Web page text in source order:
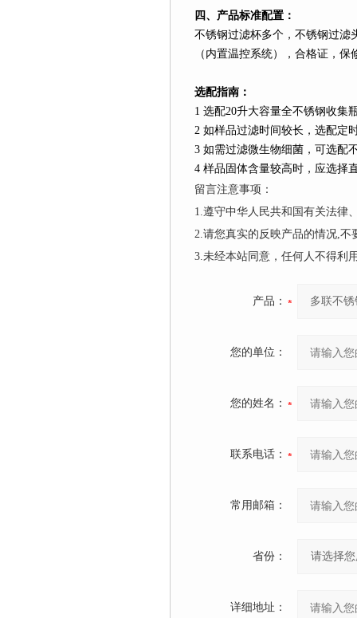
四、产品标准配置：
不锈钢过滤杯多个，不锈钢过滤
（内置温控系统），合格证，保
选配指南：
1 选配20升大容量全不锈钢收集
2 如样品过滤时间较长，选配定
3 如需过滤微生物细菌，可选配
4 样品固体含量较高时，应选择
留言注意事项：
1.遵守中华人民共和国有关法律
2.请您真实的反映产品的情况,
3.未经本站同意，任何人不得利
产品：
您的单位：
您的姓名：
联系电话：
常用邮箱：
省份：
详细地址：